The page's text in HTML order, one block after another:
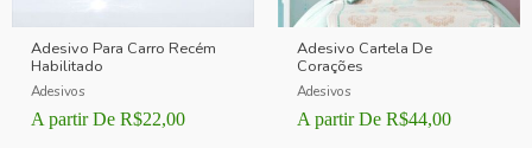
Adesivo Para Carro Recém
Habilitado
Adesivos
A partir De R$22,00
Adesivo Cartela De
Corações
Adesivos
A partir De R$44,00